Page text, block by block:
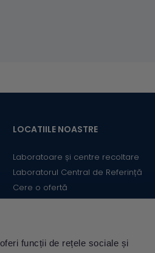
funcții de rețele sociale și
LOCATIILE NOASTRE
Laboratoare și centre recoltare
Laboratorul Central de Referință
Cere o ofertă
Contact
Descarcă din